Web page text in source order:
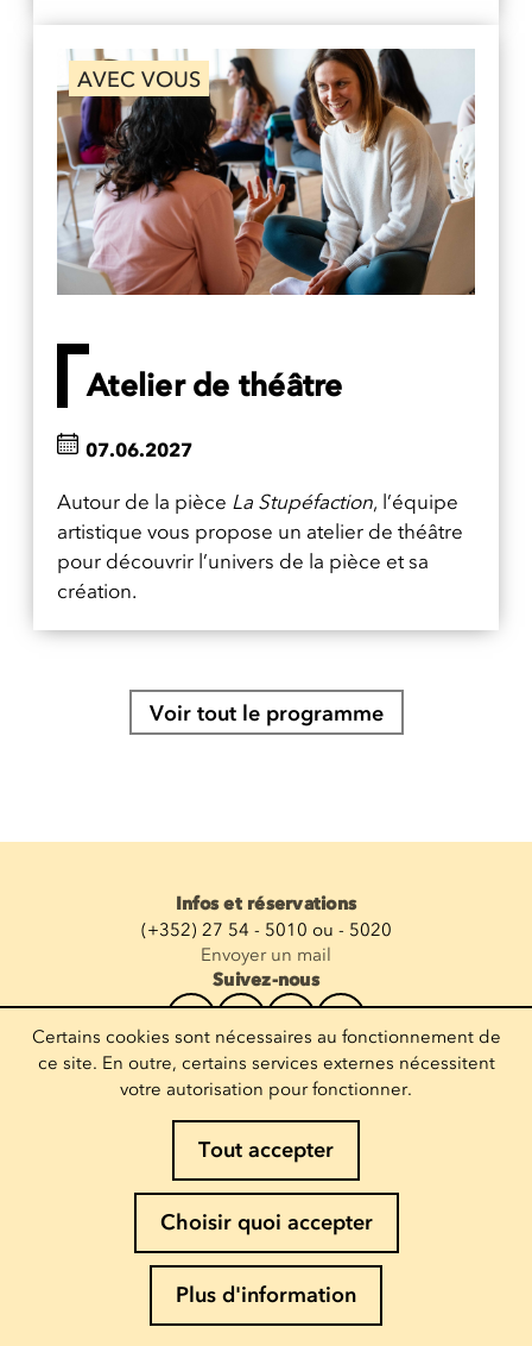
AVEC VOUS
Atelier de théâtre
Autour de la pièce La Stupéfaction, l’équipe
artistique vous propose un atelier de théâtre
pour découvrir l’univers de la pièce et sa
création.
07.06.2027
Voir tout le programme
Infos et réservations
(+352) 27 54 - 5010 ou - 5020
Envoyer un mail
Suivez-nous
Recevoir la newsletter
Entrez votre mail
Politique de Cookies
Politique de confidentialité
Certains cookies sont nécessaires au fonctionnement de
ce site. En outre, certains services externes nécessitent
votre autorisation pour fonctionner.
Tout accepter
Choisir quoi accepter
Plus d'information